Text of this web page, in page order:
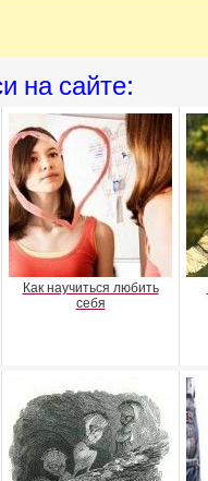
на сайте:
Как научиться любить
себя